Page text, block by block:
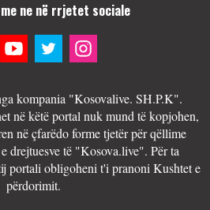
ne në rrjetet sociale
kompania "Kosovalive. SH.P.K".
në këtë portal nuk mund të kopjohen,
në çfarëdo forme tjetër për qëllime
drejtuesve të "Kosova.live". Për ta
portali obligoheni t'i pranoni Kushtet e
përdorimit.